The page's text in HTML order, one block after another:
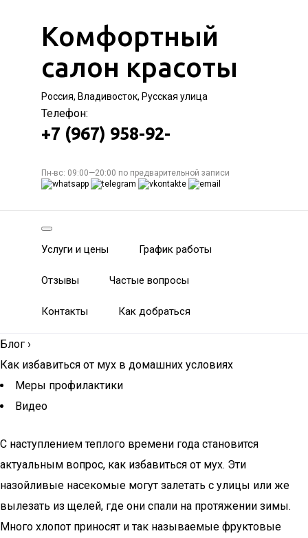
Комфортный
салон красоты
Россия, Владивосток, Русская улица
Телефон:
+7 (967) 958-92-
Пн-вс: 09:00—20:00 по предварительной записи
Услуги и цены График работы
Отзывы Частые вопросы
Контакты Как добраться
Блог ›
Как избавиться от мух в домашних условиях
Меры профилактики
Видео
С наступлением теплого времени года становится
актуальным вопрос, как избавиться от мух. Эти
назойливые насекомые могут залетать с улицы или же
вылезать из щелей, где они спали на протяжении зимы.
Много хлопот приносят и так называемые фруктовые